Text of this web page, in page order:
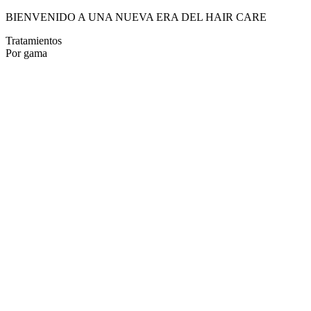
BIENVENIDO A UNA NUEVA ERA DEL HAIR CARE
Tratamientos
Por gama